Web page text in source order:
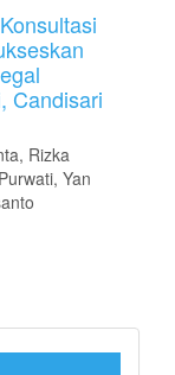
Candisari
Rizka
Yan